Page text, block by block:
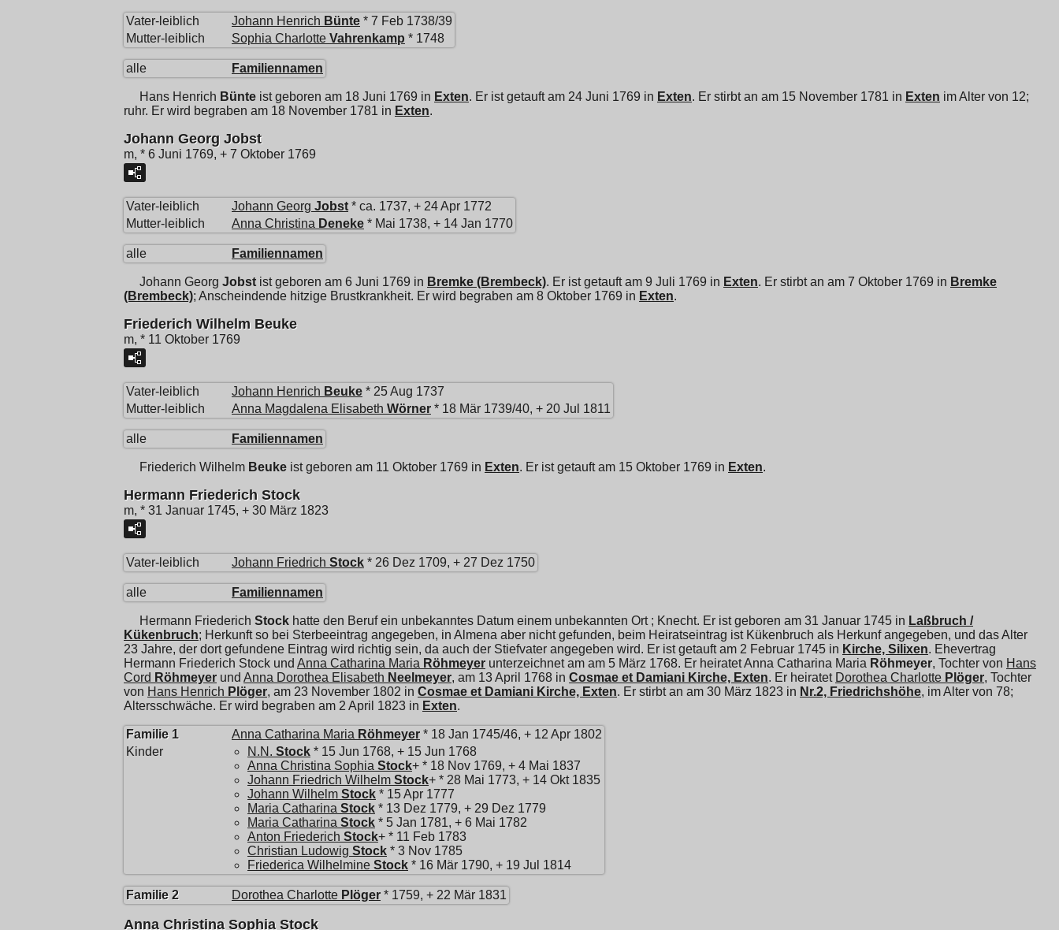
Vater-leiblich Johann Henrich Bünte * 7 Feb 1738/39
Mutter-leiblich
Sophia Charlotte Vahrenkamp * 1748
alle Familiennamen
Hans Henrich Bünte ist geboren am 18 Juni 1769 in Exten. Er ist getauft am 24 Juni 1769 in Exten. Er stirbt an am 15 November 1781 in Exten im Alter von 12;
ruhr. Er wird begraben am 18 November 1781 in Exten.
Johann Georg Jobst
m, * 6 Juni 1769, + 7 Oktober 1769
Vater-leiblich Johann Georg Jobst * ca. 1737, + 24 Apr 1772
Mutter-leiblich
Anna Christina Deneke * Mai 1738, + 14 Jan 1770
alle Familiennamen
Johann Georg Jobst ist geboren am 6 Juni 1769 in Bremke (Brembeck). Er ist getauft am 9 Juli 1769 in Exten. Er stirbt an am 7 Oktober 1769 in Bremke
(Brembeck); Anscheindende hitzige Brustkrankheit. Er wird begraben am 8 Oktober 1769 in Exten.
Friederich Wilhelm Beuke
m, * 11 Oktober 1769
Vater-leiblich Johann Henrich Beuke * 25 Aug 1737
Mutter-leiblich
Anna Magdalena Elisabeth Wörner * 18 Mär 1739/40, + 20 Jul 1811
alle Familiennamen
Friederich Wilhelm Beuke ist geboren am 11 Oktober 1769 in Exten. Er ist getauft am 15 Oktober 1769 in Exten.
Hermann Friederich Stock
m, * 31 Januar 1745, + 30 März 1823
Vater-leiblich Johann Friedrich Stock * 26 Dez 1709, + 27 Dez 1750
alle Familiennamen
Hermann Friederich Stock hatte den Beruf ein unbekanntes Datum einem unbekannten Ort ; Knecht. Er ist geboren am 31 Januar 1745 in Laßbruch /
Kükenbruch; Herkunft so bei Sterbeeintrag angegeben, in Almena aber nicht gefunden, beim Heiratseintrag ist Kükenbruch als Herkunf angegeben, und das Alter
23 Jahre, der dort gefundene Eintrag wird richtig sein, da auch der Stiefvater angegeben wird. Er ist getauft am 2 Februar 1745 in Kirche, Silixen. Ehevertrag
Hermann Friederich Stock und Anna Catharina Maria Röhmeyer unterzeichnet am am 5 März 1768. Er heiratetAnna Catharina Maria Röhmeyer, Tochter von Hans
Cord Röhmeyer und Anna Dorothea Elisabeth Neelmeyer, am 13 April 1768 in Cosmae et Damiani Kirche, Exten. Er heiratet Dorothea Charlotte Plöger, Tochter
von Hans Henrich Plöger, am 23 November 1802 in Cosmae et Damiani Kirche, Exten. Er stirbt an am 30 März 1823 in Nr.2, Friedrichshöhe, im Alter von 78;
Altersschwäche. Er wird begraben am 2 April 1823 in Exten.
Familie 1 Anna Catharina Maria Röhmeyer * 18 Jan 1745/46, + 12 Apr 1802
Kinder
N.N. Stock * 15 Jun 1768, + 15 Jun 1768
Anna Christina Sophia Stock+ * 18 Nov 1769, + 4 Mai 1837
Johann Friedrich Wilhelm Stock+ * 28 Mai 1773, + 14 Okt 1835
Johann Wilhelm Stock * 15 Apr 1777
Maria Catharina Stock * 13 Dez 1779, + 29 Dez 1779
Maria Catharina Stock * 5 Jan 1781, + 6 Mai 1782
Anton Friederich Stock+ * 11 Feb 1783
Christian Ludowig Stock * 3 Nov 1785
Friederica Wilhelmine Stock * 16 Mär 1790, + 19 Jul 1814
Familie 2 Dorothea Charlotte Plöger * 1759, + 22 Mär 1831
Anna Christina Sophia Stock